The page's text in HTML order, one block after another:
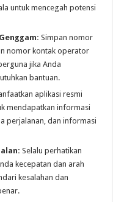
untuk mencegah potensi
Simpan nomor
nomor kontak operator
jika Anda
bantuan.
aplikasi resmi
mendapatkan informasi
perjalanan, dan informasi
Selalu perhatikan
kecepatan dan arah
kesalahan dan